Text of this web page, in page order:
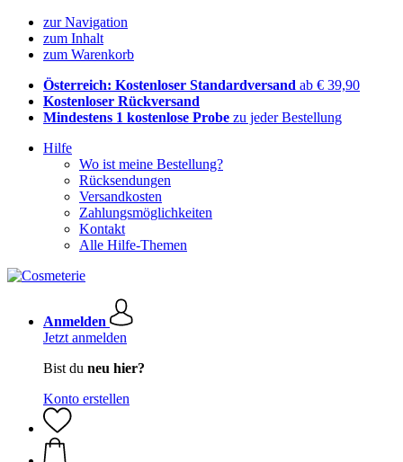
zur Navigation
zum Inhalt
zum Warenkorb
Österreich: Kostenloser Standardversand ab € 39,90
Kostenloser Rückversand
Mindestens 1 kostenlose Probe zu jeder Bestellung
Hilfe
Wo ist meine Bestellung?
Rücksendungen
Versandkosten
Zahlungsmöglichkeiten
Kontakt
Alle Hilfe-Themen
Anmelden
Jetzt anmelden
Bist du neu hier?
Konto erstellen